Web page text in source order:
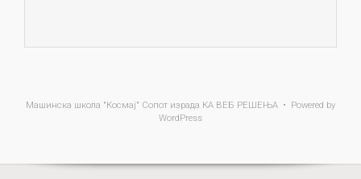
Машинска школа "Космај" Сопот израда КА ВЕБ РЕШЕЊА • Powered by
WordPress